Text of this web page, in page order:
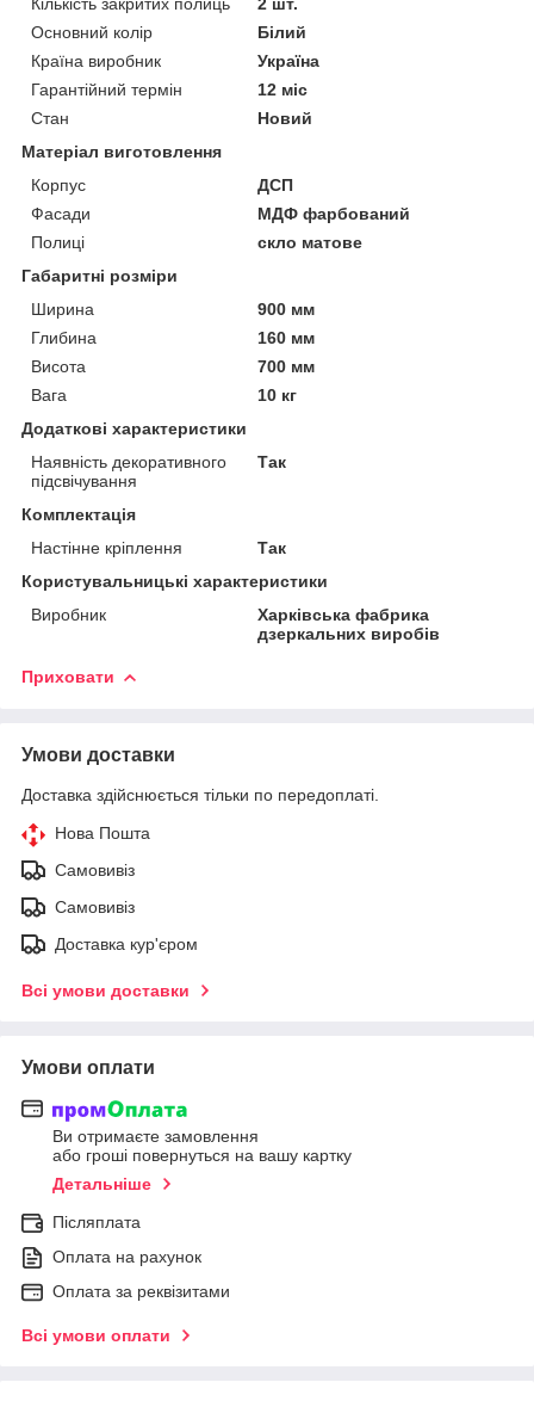
Основний колір
Білий
Країна виробник
Україна
Гарантійний термін
12 міс
Стан
Новий
Матеріал виготовлення
Корпус
ДСП
Фасади
МДФ фарбований
Полиці
скло матове
Габаритні розміри
Ширина
900 мм
Глибина
160 мм
Висота
700 мм
Вага
10 кг
Додаткові характеристики
Наявність декоративного
підсвічування
Так
Комплектація
Настінне кріплення
Так
Користувальницькі характеристики
Виробник
Харківська фабрика
дзеркальних виробів
Приховати
Умови доставки
Доставка здійснюється тільки по передоплаті.
Нова Пошта
Самовивіз
Самовивіз
Доставка кур'єром
Всі умови доставки
Умови оплати
Ви отримаєте замовлення
або гроші повернуться на вашу картку
Детальніше
Післяплата
Оплата на рахунок
Оплата за реквізитами
Всі умови оплати